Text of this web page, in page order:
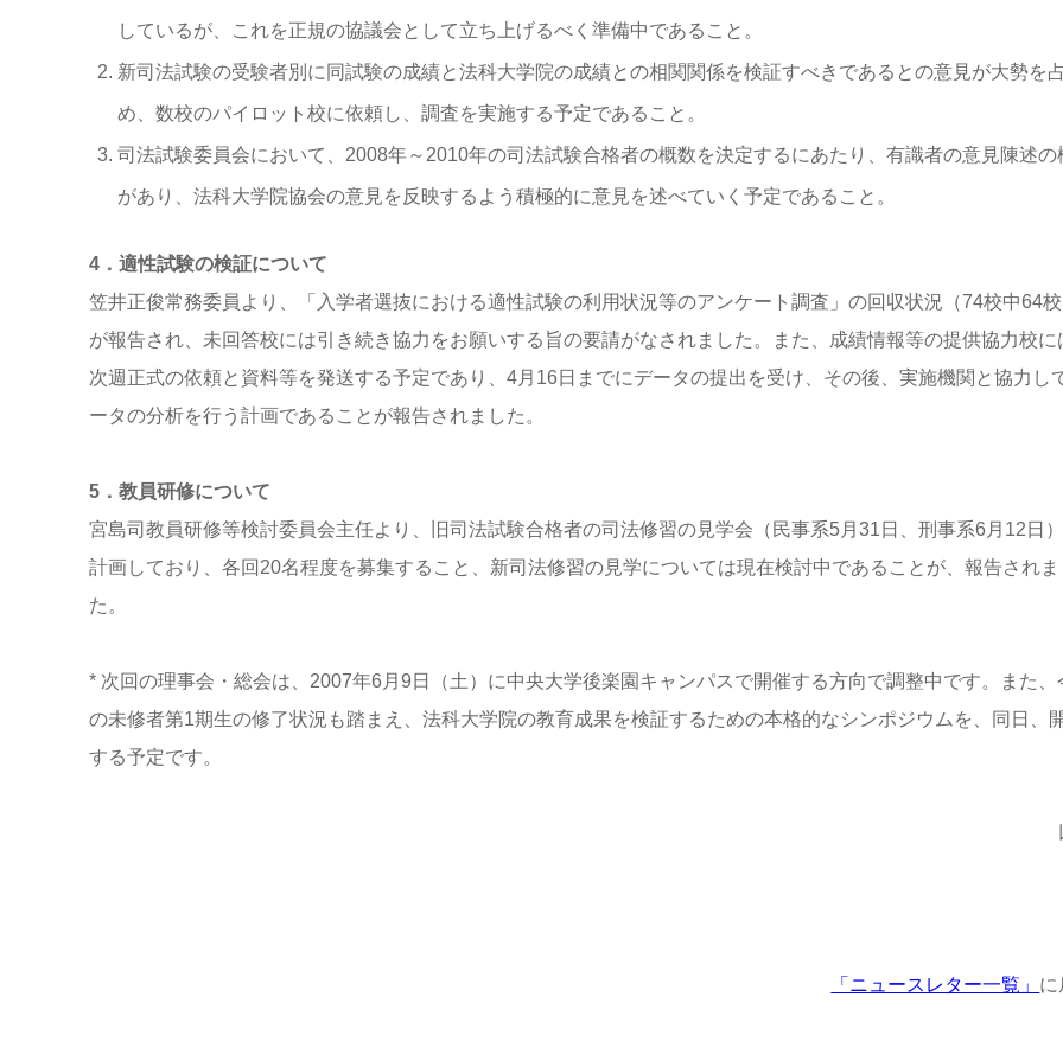
しているが、これを正規の協議会として立ち上げるべく準備中であること。
新司法試験の受験者別に同試験の成績と法科大学院の成績との相関関係を検証すべきであるとの意見が大勢を
め、数校のパイロット校に依頼し、調査を実施する予定であること。
司法試験委員会において、2008年～2010年の司法試験合格者の概数を決定するにあたり、有識者の意見陳述の
があり、法科大学院協会の意見を反映するよう積極的に意見を述べていく予定であること。
4．適性試験の検証について
笠井正俊常務委員より、「入学者選抜における適性試験の利用状況等のアンケート調査」の回収状況（74校中64校
が報告され、未回答校には引き続き協力をお願いする旨の要請がなされました。また、成績情報等の提供協力校に
次週正式の依頼と資料等を発送する予定であり、4月16日までにデータの提出を受け、その後、実施機関と協力し
ータの分析を行う計画であることが報告されました。
5．教員研修について
宮島司教員研修等検討委員会主任より、旧司法試験合格者の司法修習の見学会（民事系5月31日、刑事系6月12日
計画しており、各回20名程度を募集すること、新司法修習の見学については現在検討中であることが、報告されま
た。
* 次回の理事会・総会は、2007年6月9日（土）に中央大学後楽園キャンパスで開催する方向で調整中です。また、
の未修者第1期生の修了状況も踏まえ、法科大学院の教育成果を検証するための本格的なシンポジウムを、同日、
する予定です。
「ニュースレター一覧」 に